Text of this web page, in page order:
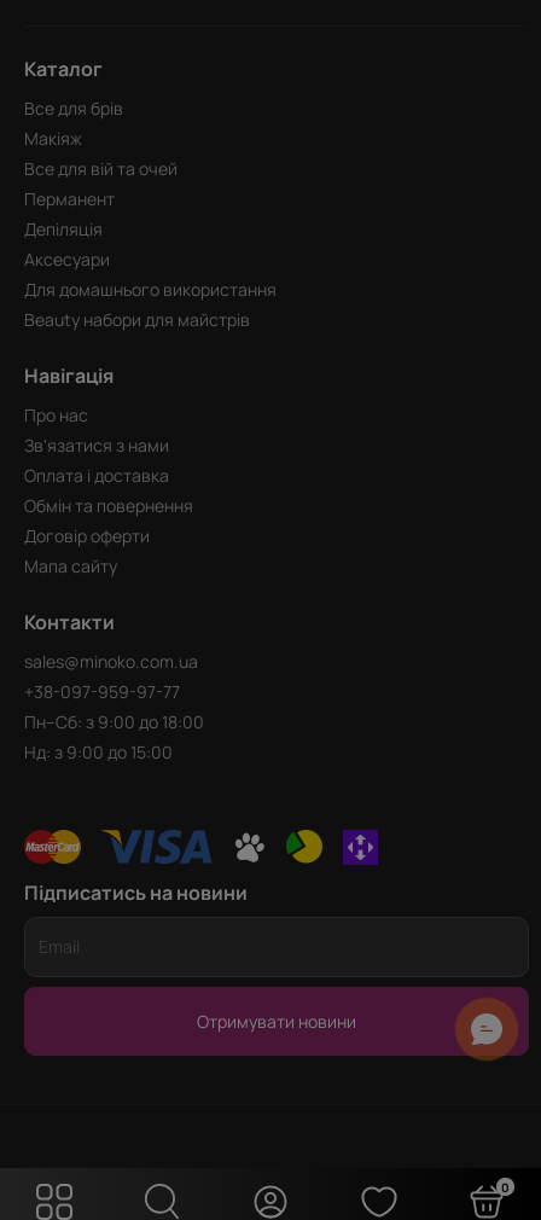
0
Каталог
Все для брів
Макіяж
Все для вій та очей
Перманент
Депіляція
Аксесуари
Для домашнього використання
Beauty набори для майстрів
Навігація
Про нас
Зв'язатися з нами
Оплата і доставка
Обмін та повернення
Договір оферти
Мапа сайту
Контакти
sales@minoko.com.ua
+38-097-959-97-77
Пн–Сб: з 9:00 до 18:00
Нд: з 9:00 до 15:00
Підписатись на новини
Отримувати новини